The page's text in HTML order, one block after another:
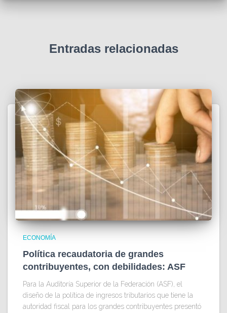
Entradas relacionadas
ECONOMÍA
Política recaudatoria de grandes
contribuyentes, con debilidades: ASF
Para la Auditoría Superior de la Federación (ASF), el
diseño de la política de ingresos tributarios que tiene la
autoridad fiscal para los grandes contribuyentes presentó